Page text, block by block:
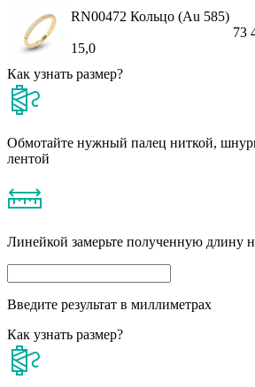
RN00472 Кольцо (Au 585)
73
15,0
Как узнать размер?
Обмотайте нужный палец ниткой,
лентой
Линейкой замерьте полученную длину
Введите результат в миллиметрах
Как узнать размер?